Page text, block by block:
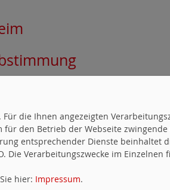
Schwarz fordert
die Ihnen angezeigten
den Betrieb der Webseite
entsprechender Dienste
Die Verarbeitungszwecke im
hier: Impressum.